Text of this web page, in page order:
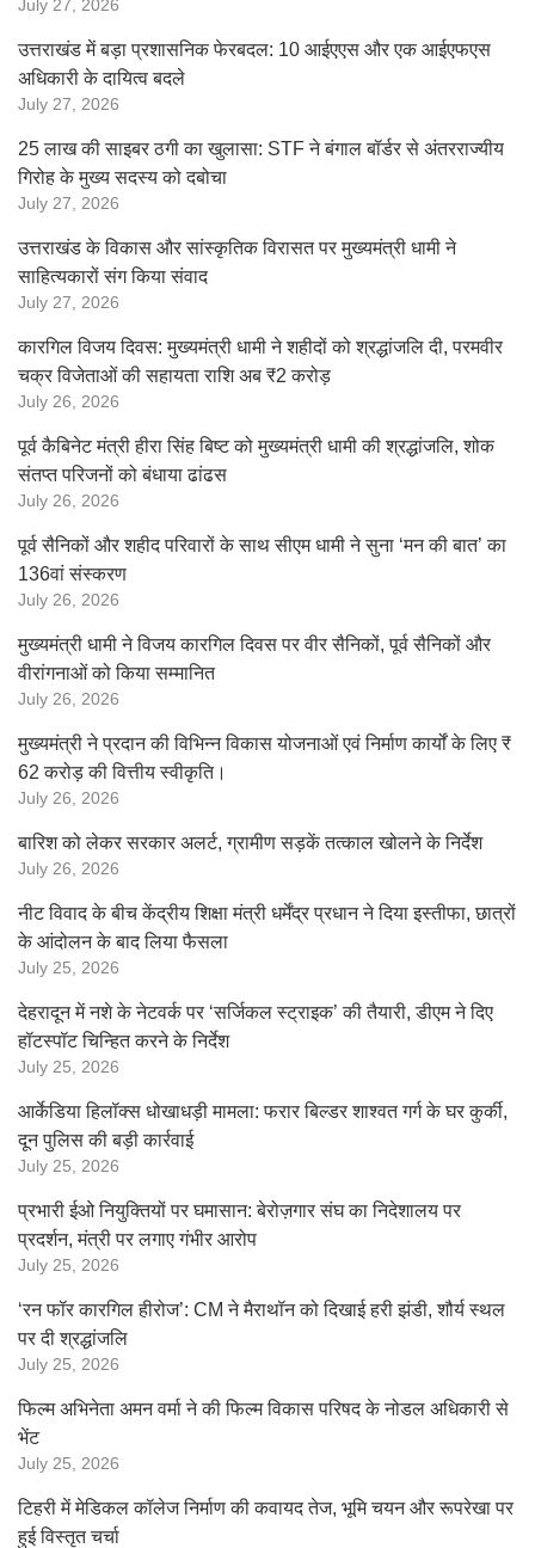
July 27, 2026
उत्तराखंड में बड़ा प्रशासनिक फेरबदल: 10 आईएएस और एक आईएफएस
अधिकारी के दायित्व बदले
July 27, 2026
25 लाख की साइबर ठगी का खुलासा: STF ने बंगाल बॉर्डर से अंतरराज्यीय
गिरोह के मुख्य सदस्य को दबोचा
July 27, 2026
उत्तराखंड के विकास और सांस्कृतिक विरासत पर मुख्यमंत्री धामी ने
साहित्यकारों संग किया संवाद
July 27, 2026
कारगिल विजय दिवस: मुख्यमंत्री धामी ने शहीदों को श्रद्धांजलि दी, परमवीर
चक्र विजेताओं की सहायता राशि अब ₹2 करोड़
July 26, 2026
पूर्व कैबिनेट मंत्री हीरा सिंह बिष्ट को मुख्यमंत्री धामी की श्रद्धांजलि, शोक
संतप्त परिजनों को बंधाया ढांढस
July 26, 2026
पूर्व सैनिकों और शहीद परिवारों के साथ सीएम धामी ने सुना ‘मन की बात’ का
136वां संस्करण
July 26, 2026
मुख्यमंत्री धामी ने विजय कारगिल दिवस पर वीर सैनिकों, पूर्व सैनिकों और
वीरांगनाओं को किया सम्मानित
July 26, 2026
मुख्यमंत्री ने प्रदान की विभिन्न विकास योजनाओं एवं निर्माण कार्यों के लिए ₹
62 करोड़ की वित्तीय स्वीकृति।
July 26, 2026
बारिश को लेकर सरकार अलर्ट, ग्रामीण सड़कें तत्काल खोलने के निर्देश
July 26, 2026
नीट विवाद के बीच केंद्रीय शिक्षा मंत्री धर्मेंद्र प्रधान ने दिया इस्तीफा, छात्रों
के आंदोलन के बाद लिया फैसला
July 25, 2026
देहरादून में नशे के नेटवर्क पर ‘सर्जिकल स्ट्राइक’ की तैयारी, डीएम ने दिए
हॉटस्पॉट चिन्हित करने के निर्देश
July 25, 2026
आर्केडिया हिलॉक्स धोखाधड़ी मामला: फरार बिल्डर शाश्वत गर्ग के घर कुर्की,
दून पुलिस की बड़ी कार्रवाई
July 25, 2026
प्रभारी ईओ नियुक्तियों पर घमासान: बेरोज़गार संघ का निदेशालय पर
प्रदर्शन, मंत्री पर लगाए गंभीर आरोप
July 25, 2026
‘रन फॉर कारगिल हीरोज’: CM ने मैराथॉन को दिखाई हरी झंडी, शौर्य स्थल
पर दी श्रद्धांजलि
July 25, 2026
फिल्म अभिनेता अमन वर्मा ने की फिल्म विकास परिषद के नोडल अधिकारी से
भेंट
July 25, 2026
टिहरी में मेडिकल कॉलेज निर्माण की कवायद तेज, भूमि चयन और रूपरेखा पर
हुई विस्तृत चर्चा